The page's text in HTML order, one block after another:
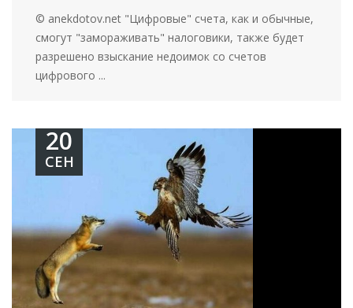
© anekdotov.net "Цифровые" счета, как и обычные,
смогут "замораживать" налоговики, также будет
разрешено взыскание недоимок со счетов
цифрового ...
20
СЕН